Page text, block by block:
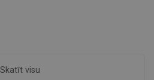
Skatīt visu